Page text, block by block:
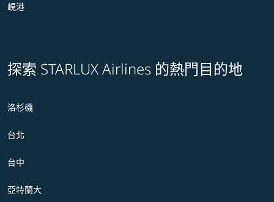
峴港
探索 STARLUX Airlines 的熱門目的地
洛杉磯
台北
台中
亞特蘭大